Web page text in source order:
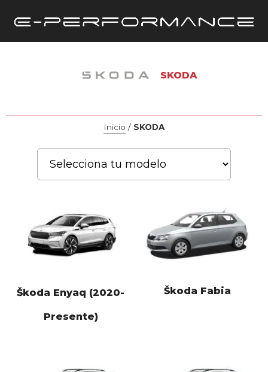
SKODA
Inicio / SKODA
Škoda Enyaq (2020-
Presente)
Škoda Fabia